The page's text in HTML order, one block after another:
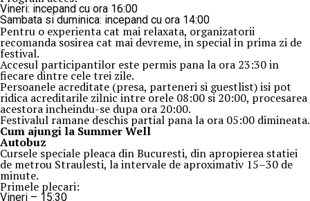
Vineri: incepand cu ora 16:00
Sambata si duminica: incepand cu ora 14:00
Pentru o experienta cat mai relaxata, organizatorii
recomanda sosirea cat mai devreme, in special in prima zi de
festival.
Accesul participantilor este permis pana la ora 23:30 in
fiecare dintre cele trei zile.
Persoanele acreditate (presa, parteneri si guestlist) isi pot
ridica acreditarile zilnic intre orele 08:00 si 20:00, procesarea
acestora incheindu-se dupa ora 20:00.
Festivalul ramane deschis partial pana la ora 05:00 dimineata.
Cum ajungi la Summer Well
Autobuz
Cursele speciale pleaca din Bucuresti, din apropierea statiei
de metrou Straulesti, la intervale de aproximativ 15–30 de
minute.
Primele plecari:
Vineri – 15:30